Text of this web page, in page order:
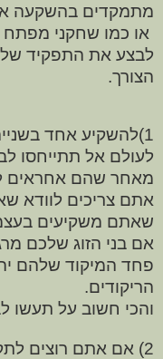
מתמקדים בהשקעה
או כמו שחקני
לבצע את התפקיד
הצורך.
1)להשקיע אחד בשנייה כמו שאתם משקיעים בעצמכם.
לעולם אל תתייחסו
אתם צריכים לוודא
שאתם משקיעים
אם בני הזוג שלכם
פחד המיקוד שלהם
הריקודים.
והכי חשוב על תעשו
2) אם אתם רוצים